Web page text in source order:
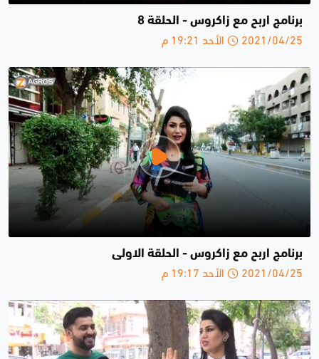
برنامج اربح مع زاكروس - الحلقة 8
2021/04/25 الأحد 19:21 م
برنامج اربح مع زاكروس - الحلقة الاولى
2021/04/25 الأحد 19:17 م